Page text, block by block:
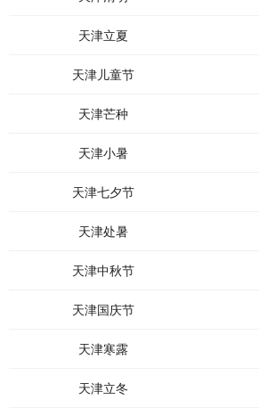
天津立夏
天津儿童节
天津芒种
天津小暑
天津七夕节
天津处暑
天津中秋节
天津国庆节
天津寒露
天津立冬